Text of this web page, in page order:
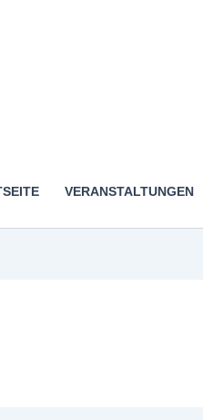
VERANSTALTUNGEN